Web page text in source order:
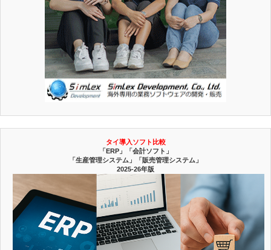
タイ導入ソフト比較
「ERP」「会計ソフト」
「生産管理システム」「販売管理システム」
2025-26年版